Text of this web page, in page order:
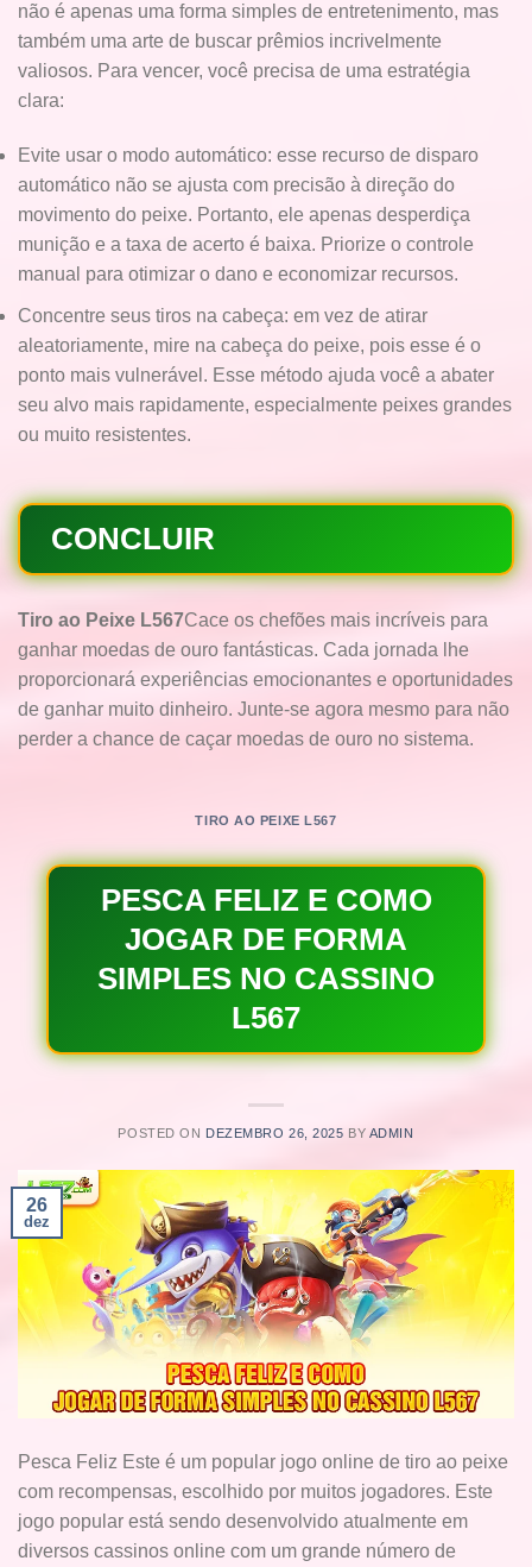
não é apenas uma forma simples de entretenimento, mas
também uma arte de buscar prêmios incrivelmente
valiosos. Para vencer, você precisa de uma estratégia
clara:
Evite usar o modo automático: esse recurso de disparo
automático não se ajusta com precisão à direção do
movimento do peixe. Portanto, ele apenas desperdiça
munição e a taxa de acerto é baixa. Priorize o controle
manual para otimizar o dano e economizar recursos.
Concentre seus tiros na cabeça: em vez de atirar
aleatoriamente, mire na cabeça do peixe, pois esse é o
ponto mais vulnerável. Esse método ajuda você a abater
seu alvo mais rapidamente, especialmente peixes grandes
ou muito resistentes.
CONCLUIR
Tiro ao Peixe L567Cace os chefões mais incríveis para
ganhar moedas de ouro fantásticas. Cada jornada lhe
proporcionará experiências emocionantes e oportunidades
de ganhar muito dinheiro. Junte-se agora mesmo para não
perder a chance de caçar moedas de ouro no sistema.
TIRO AO PEIXE L567
PESCA FELIZ E COMO
JOGAR DE FORMA
SIMPLES NO CASSINO
L567
POSTED ON DEZEMBRO 26, 2025 BY ADMIN
26
dez
Pesca Feliz Este é um popular jogo online de tiro ao peixe
com recompensas, escolhido por muitos jogadores. Este
jogo popular está sendo desenvolvido atualmente em
diversos cassinos online com um grande número de